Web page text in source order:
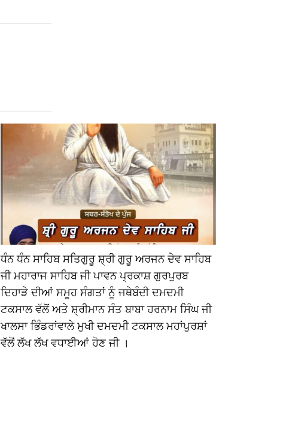
ਧੰਨ ਧੰਨ ਸਾਹਿਬ ਸਤਿਗੁਰੂ ਸ਼੍ਰੀ ਗੁਰੂ ਅਰਜਨ ਦੇਵ ਸਾਹਿਬ
ਜੀ ਮਹਾਰਾਜ ਸਾਹਿਬ ਜੀ ਪਾਵਨ ਪ੍ਰਕਾਸ਼ ਗੁਰਪੁਰਬ
ਦਿਹਾੜੇ ਦੀਆਂ ਸਮੂਹ ਸੰਗਤਾਂ ਨੂੰ ਜਥੇਬੰਦੀ ਦਮਦਮੀ
ਟਕਸਾਲ ਵੱਲੋਂ ਅਤੇ ਸ਼੍ਰੀਮਾਨ ਸੰਤ ਬਾਬਾ ਹਰਨਾਮ ਸਿੰਘ ਜੀ
ਖਾਲਸਾ ਭਿੰਡਰਾਂਵਾਲੇ ਮੁਖੀ ਦਮਦਮੀ ਟਕਸਾਲ ਮਹਾਂਪੁਰਸ਼ਾਂ
ਵੱਲੋਂ ਲੱਖ ਲੱਖ ਵਧਾਈਆਂ ਹੋਣ ਜੀ ।